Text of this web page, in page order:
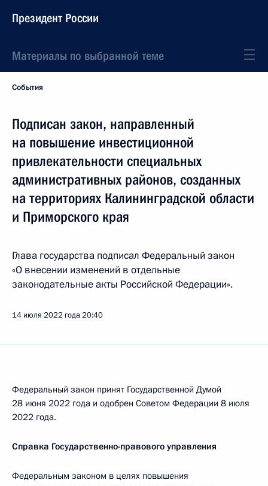
Президент России
Материалы по выбранной теме
События
Подписан закон, направленный
на повышение инвестиционной
привлекательности специальных
административных районов, созданных
на территориях Калининградской области
и Приморского края
Глава государства подписал Федеральный закон
«О внесении изменений в отдельные
законодательные акты Российской Федерации».
14 июля 2022 года20:40
Федеральный закон принят Государственной Думой
28 июня 2022 года и одобрен Советом Федерации 8 июля
2022 года.
Справка Государственно-правового управления
Федеральным законом в целях повышения